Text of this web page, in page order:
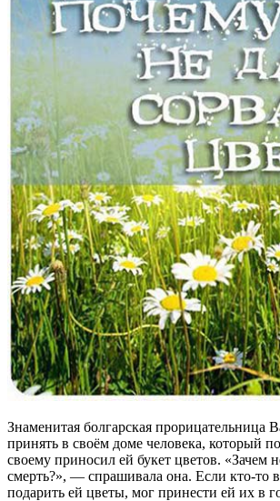
Знаменитая болгарская прорицательница
принять в своём доме человека, который
своему приносил ей букет цветов. «Зачем
смерть?», — спрашивала она. Если кто-то
подарить ей цветы, мог принести ей их в